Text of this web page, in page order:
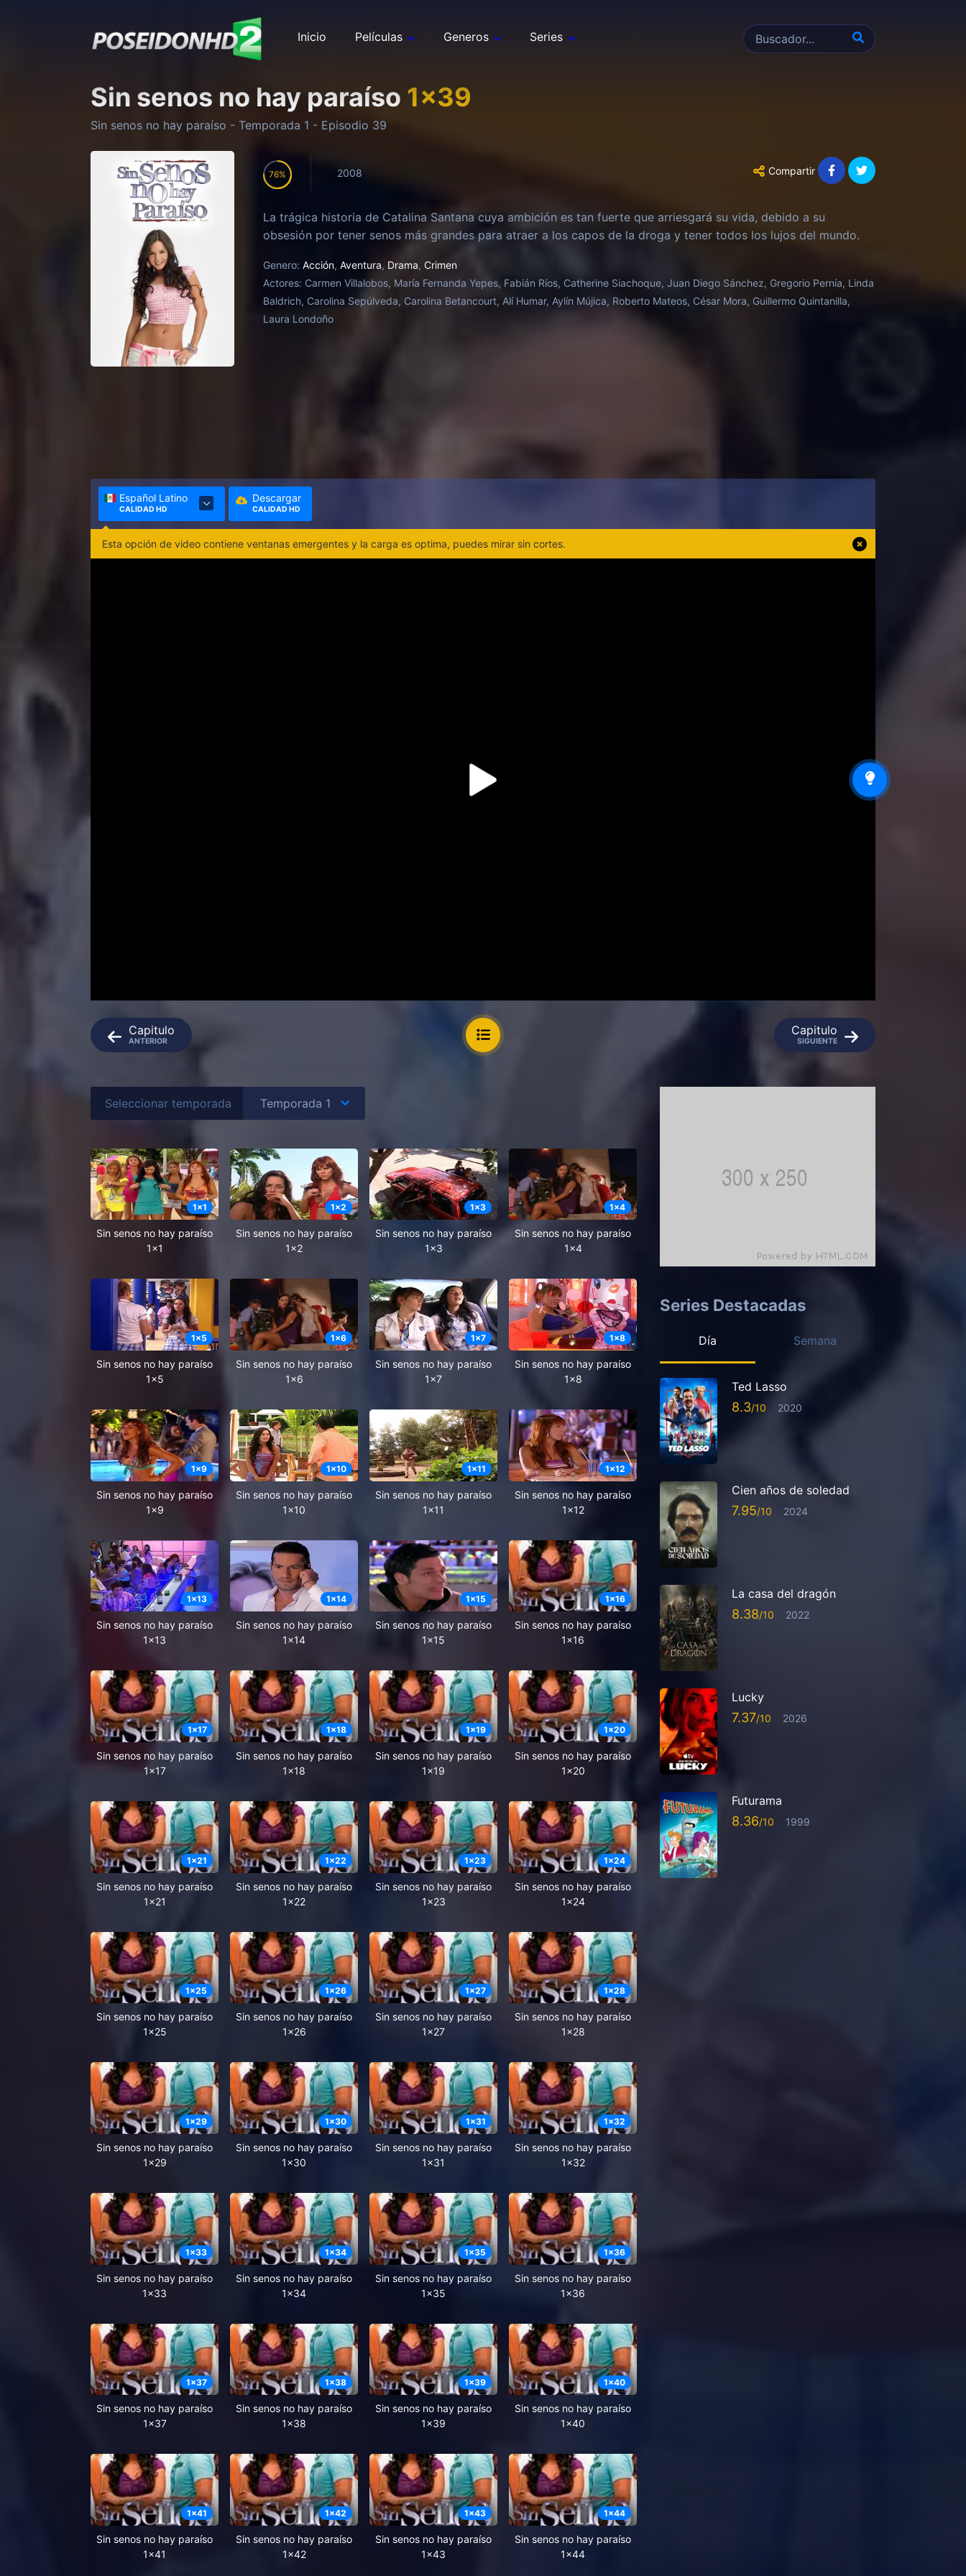
Inicio Películas Generos Series
Sin senos no hay paraíso 1x39
Sin senos no hay paraíso - Temporada 1 - Episodio 39
76 2008 Compartir
La trágica historia de Catalina Santana cuya ambición es tan fuerte que arriesgará su vida, debido a su
obsesión por tener senos más grandes para atraer a los capos de la droga y tener todos los lujos del mundo.
Genero: Acción, Aventura, Drama, Crimen
Actores: Carmen Villalobos, María Fernanda Yepes, Fabián Ríos, Catherine Siachoque, Juan Diego Sánchez, Gregorio Pernía, Linda
Baldrich, Carolina Sepúlveda, Carolina Betancourt, Alí Humar, Aylín Mújica, Roberto Mateos, César Mora, Guillermo Quintanilla,
Laura Londoño
Español Latino
CALIDAD HD
Descargar
CALIDAD HD
Esta opción de video contiene ventanas emergentes y la carga es optima, puedes mirar sin cortes.
Capitulo
ANTERIOR
Capitulo
SIGUIENTE
Seleccionar temporada
1x1
Sin senos no hay paraíso
1x1
1x2
Sin senos no hay paraíso
1x2
1x3
Sin senos no hay paraíso
1x3
1x4
Sin senos no hay paraíso
1x4
1x5
Sin senos no hay paraíso
1x5
1x6
Sin senos no hay paraíso
1x6
1x7
Sin senos no hay paraíso
1x7
1x8
Sin senos no hay paraíso
1x8
1x9
Sin senos no hay paraíso
1x9
1x10
Sin senos no hay paraíso
1x10
1x11
Sin senos no hay paraíso
1x11
1x12
Sin senos no hay paraíso
1x12
1x13
Sin senos no hay paraíso
1x13
1x14
Sin senos no hay paraíso
1x14
1x15
Sin senos no hay paraíso
1x15
1x16
Sin senos no hay paraíso
1x16
1x17
Sin senos no hay paraíso
1x17
1x18
Sin senos no hay paraíso
1x18
1x19
Sin senos no hay paraíso
1x19
1x20
Sin senos no hay paraíso
1x20
1x21
Sin senos no hay paraíso
1x21
1x22
Sin senos no hay paraíso
1x22
1x23
Sin senos no hay paraíso
1x23
1x24
Sin senos no hay paraíso
1x24
1x25
Sin senos no hay paraíso
1x25
1x26
Sin senos no hay paraíso
1x26
1x27
Sin senos no hay paraíso
1x27
1x28
Sin senos no hay paraíso
1x28
1x29
Sin senos no hay paraíso
1x29
1x30
Sin senos no hay paraíso
1x30
1x31
Sin senos no hay paraíso
1x31
1x32
Sin senos no hay paraíso
1x32
1x33
Sin senos no hay paraíso
1x33
1x34
Sin senos no hay paraíso
1x34
1x35
Sin senos no hay paraíso
1x35
1x36
Sin senos no hay paraíso
1x36
1x37
Sin senos no hay paraíso
1x37
1x38
Sin senos no hay paraíso
1x38
1x39
Sin senos no hay paraíso
1x39
1x40
Sin senos no hay paraíso
1x40
1x41
Sin senos no hay paraíso
1x41
1x42
Sin senos no hay paraíso
1x42
1x43
Sin senos no hay paraíso
1x43
1x44
Sin senos no hay paraíso
1x44
Series Destacadas
Día Semana
Ted Lasso
8.3 2020
Cien años de soledad
7.95 2024
La casa del dragón
8.38 2022
Lucky
7.37 2026
Futurama
8.36 1999